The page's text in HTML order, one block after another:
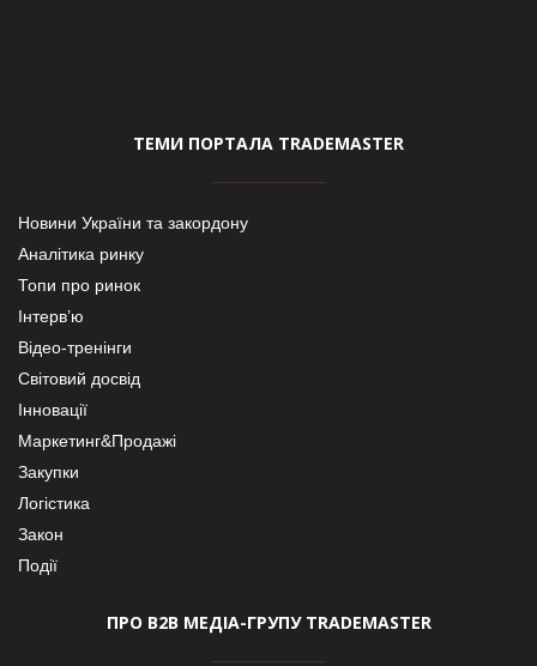
ТЕМИ ПОРТАЛА TRADEMASTER
Новини України та закордону
Аналітика ринку
Топи про ринок
Інтерв’ю
Відео-тренінги
Світовий досвід
Інновації
Маркетинг&Продажі
Закупки
Логістика
Закон
Події
ПРО В2В МЕДІА-ГРУПУ TRADEMASTER